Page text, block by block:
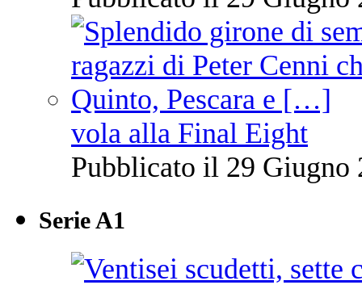
vola alla Final Eight
Pubblicato il 29 Giugno
Serie A1